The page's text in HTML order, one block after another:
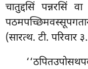
चातुद्दसिं पन्नरसिं
(सारत्थ. टी.